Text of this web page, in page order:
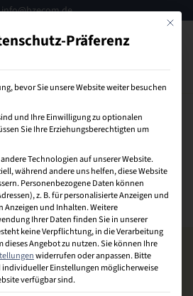
info@bzecom.de
am Arbeitsplatz, die
oder dem Ergebnis der
Zeit durchgeführt werden.
Mit
Präferenz
bevor Sie unsere Website weiter besuchen
und Ihre Einwilligung zu optionalen
Sie Ihre Erziehungsberechtigten um
Technologien auf unserer Website.
während andere uns helfen, diese Website
Personenbezogene Daten können
z. B. für personalisierte Anzeigen und
Anzeigen und Inhalten.Weitere
Ihrer Daten finden Sie in unserer
keine Verpflichtung, in die Verarbeitung
dieses Angebot zu nutzen.Sie können Ihre
widerrufen oder anpassen.Bitte
individueller Einstellungen möglicherweise
verfügbar sind.